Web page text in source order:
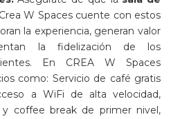
W Spaces cuente con estos
la experiencia, generan valor
la fidelización de los
En CREA W Spaces
como: Servicio de café gratis
a WiFi de alta velocidad,
coffee break de primer nivel,